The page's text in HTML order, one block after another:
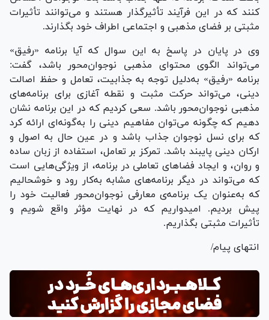
کنند که در این فرآیند تأثیرگذار هستند و می‌توانند تأثیرات
مثبتی بر فضای مذهبی و اجتماعی اطراف خود بگذارند.
وی در پایان در پاسخ به این سوال که آیا برنامه «رفیق»
می‌تواند الگوی محتوای مذهبی نوجوان‌محور باشد، گفت:
برنامه «رفیق» به‌دلیل توجه به جذابیت، تعامل و حفظ اصالت
دینی، می‌تواند حرکت مثبت و نقطه آغازی برای برنامه‌های
مذهبی نوجوان‌محور باشد. سعی کردیم که در این برنامه نشان
دهیم که چگونه می‌توان مفاهیم دینی را به‌گونه‌ای ارائه کرد
که برای نسل نوجوان جذاب باشد و در عین حال به اصول و
ارکان دینی پایبند باشد. تمرکز بر تعامل، استفاده از زبان ساده
و روان، و ایجاد فضا‌های تعاملی در برنامه، از ویژگی‌هایی است
که می‌تواند در دیگر برنامه‌های مشابه به‌کار رود و خوشحالیم
که به‌عنوان یک برنامه‌ی معارفی نوجوان‌محور فعالیت خود را
پیش بردیم. امیدواریم که در نهایت مؤثر واقع شویم و
تأثیرات مثبتی بگذاریم.
انتهای پیام/